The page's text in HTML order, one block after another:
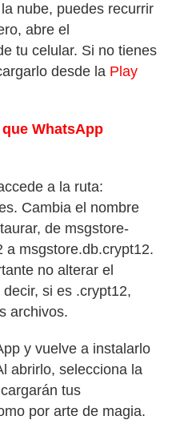
nube, puedes recurrir
abre el
tu celular. Si no tienes
desde la Play
WhatsApp
a la ruta:
Cambia el nombre
de msgstore-
a msgstore.db.crypt12.
no alterar el
si es .crypt12,
archivos.
y vuelve a instalarlo
abrirlo, selecciona la
tus
por arte de magia.